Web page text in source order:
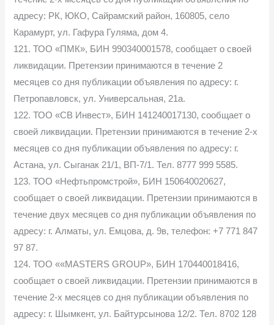
адресу: РК, ЮКО, Сайрамский район, 160805, село
Карамурт, ул. Гафура Гуляма, дом 4.
121. ТОО «ПМК», БИН 990340001578, сообщает о своей
ликвидации. Претензии принимаются в течение 2
месяцев со дня публикации объявления по адресу: г.
Петропавловск, ул. Универсальная, 21а.
122. ТОО «СВ Инвест», БИН 141240017130, сообщает о
своей ликвидации. Претензии принимаются в течение 2-х
месяцев со дня публикации объявления по адресу: г.
Астана, ул. Сыганак 21/1, ВП-7/1. Тел. 8777 999 5585.
123. ТОО «Нефтьпромстрой», БИН 150640020627,
сообщает о своей ликвидации. Претензии принимаются в
течение двух месяцев со дня публикации объявления по
адресу: г. Алматы, ул. Емцова, д. 9в, телефон: +7 771 847
97 87.
124. ТОО ««MASTERS GROUP», БИН 170440018416,
сообщает о своей ликвидации. Претензии принимаются в
течение 2-х месяцев со дня публикации объявления по
адресу: г. Шымкент, ул. Байтурсынова 12/2. Тел. 8702 128